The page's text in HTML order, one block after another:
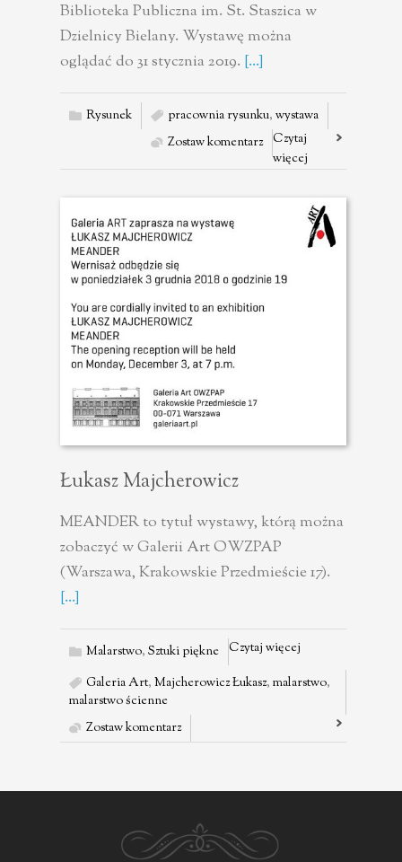
Biblioteka Publiczna im. St. Staszica w
Dzielnicy Bielany. Wystawę można
oglądać do 31 stycznia 2019. [...]
Rysunek pracownia rysunku, wystawa
Zostaw komentarz Czytaj
więcej
Łukasz Majcherowicz
MEANDER to tytuł wystawy, którą można
zobaczyć w Galerii Art OWZPAP
(Warszawa, Krakowskie Przedmieście 17).
[...]
Malarstwo, Sztuki piękne
Galeria Art, Majcherowicz Łukasz, malarstwo,
malarstwo ścienne
Zostaw komentarz
Czytaj więcej